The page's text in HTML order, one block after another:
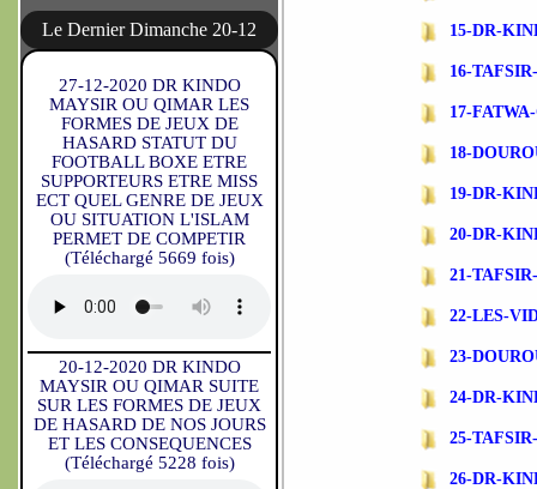
Le Dernier Dimanche 20-12
27-12-2020 DR KINDO
MAYSIR OU QIMAR LES
FORMES DE JEUX DE
HASARD STATUT DU
FOOTBALL BOXE ETRE
SUPPORTEURS ETRE MISS
ECT QUEL GENRE DE JEUX
OU SITUATION L'ISLAM
PERMET DE COMPETIR
(Téléchargé 5669 fois)
20-12-2020 DR KINDO
MAYSIR OU QIMAR SUITE
SUR LES FORMES DE JEUX
DE HASARD DE NOS JOURS
ET LES CONSEQUENCES
(Téléchargé 5228 fois)
15-DR-
16-
17-
18-
19-DR-
20-DR-
21-
22-LES-
23-
24-DR-
25-
26-DR-